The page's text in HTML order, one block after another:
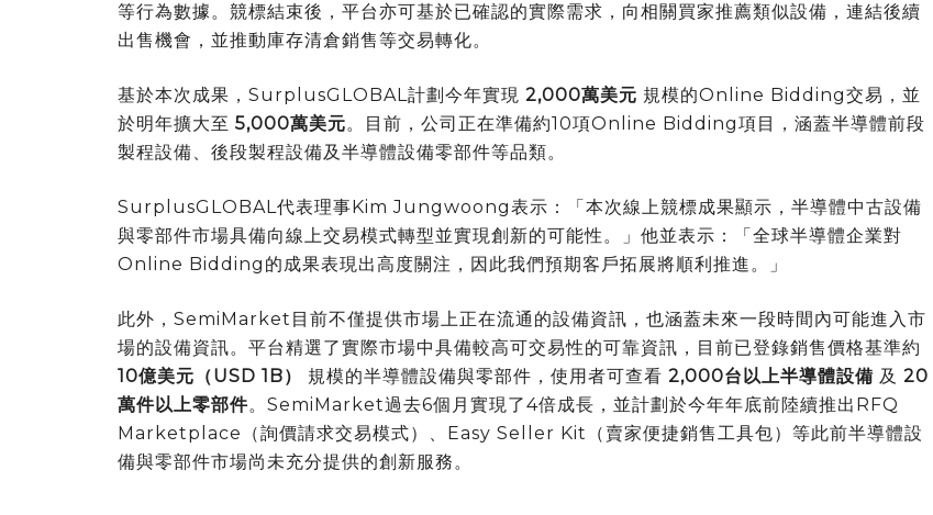
等行為數據。競標結束後，平台亦可基於已確認的實際需求，向相關買家推薦類似設備，連結後續
出售機會，並推動庫存清倉銷售等交易轉化。
基於本次成果，SurplusGLOBAL計劃今年實現 2,000萬美元 規模的Online Bidding交易，並
於明年擴大至 5,000萬美元。目前，公司正在準備約10項Online Bidding項目，涵蓋半導體前段
製程設備、後段製程設備及半導體設備零部件等品類。
SurplusGLOBAL代表理事Kim Jungwoong表示：「本次線上競標成果顯示，半導體中古設備
與零部件市場具備向線上交易模式轉型並實現創新的可能性。」他並表示：「全球半導體企業對
Online Bidding的成果表現出高度關注，因此我們預期客戶拓展將順利推進。」
此外，SemiMarket目前不僅提供市場上正在流通的設備資訊，也涵蓋未來一段時間內可能進入市
場的設備資訊。平台精選了實際市場中具備較高可交易性的可靠資訊，目前已登錄銷售價格基準約
10億美元（USD 1B）
規模的半導體設備與零部件，使用者可查看 2,000台以上半導體設備 及 20
萬件以上零部件。SemiMarket過去6個月實現了4倍成長，並計劃於今年年底前陸續推出RFQ
Marketplace（詢價請求交易模式）、Easy Seller Kit（賣家便捷銷售工具包）等此前半導體設
備與零部件市場尚未充分提供的創新服務。